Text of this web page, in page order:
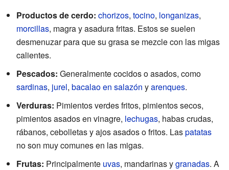
Productos de cerdo: chorizos, tocino, longanizas,
morcillas, magra y asadura fritas. Estos se suelen
desmenuzar para que su grasa se mezcle con las migas
calientes.
Pescados: Generalmente cocidos o asados, como
sardinas, jurel, bacalao en salazón yarenques.
Verduras: Pimientos verdes fritos, pimientos secos,
pimientos asados en vinagre, lechugas, habas crudas,
rábanos, cebolletas y ajos asados o fritos. Laspatatas
no son muy comunes en las migas.
Frutas: Principalmente uvas, mandarinas ygranadas. A